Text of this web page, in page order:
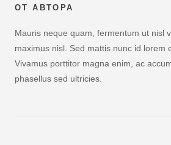
ОТ АВТОРА
Mauris neque quam, fermentum ut nisl
maximus nisl. Sed mattis nunc id lorem
Vivamus porttitor magna enim, ac
phasellus sed ultricies.